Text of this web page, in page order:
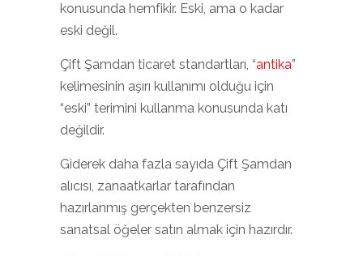
konusunda hemfikir. Eski, ama o kadar
eski değil.
Çift Şamdan ticaret standartları, “antika”
kelimesinin aşırı kullanımı olduğu için
“eski” terimini kullanma konusunda katı
değildir.
Giderek daha fazla sayıda Çift Şamdan
alıcısı, zanaatkarlar tarafından
hazırlanmış gerçekten benzersiz
sanatsal öğeler satın almak için hazırdır.